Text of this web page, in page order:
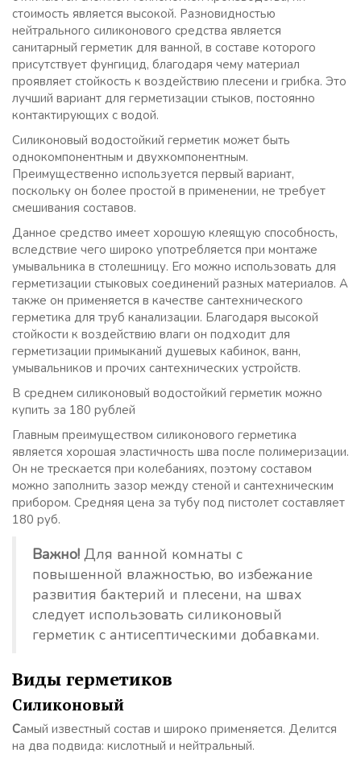
стоимость является высокой. Разновидностью
нейтрального силиконового средства является
санитарный герметик для ванной, в составе которого
присутствует фунгицид, благодаря чему материал
проявляет стойкость к воздействию плесени и грибка. Это
лучший вариант для герметизации стыков, постоянно
контактирующих с водой.
Силиконовый водостойкий герметик может быть
однокомпонентным и двухкомпонентным.
Преимущественно используется первый вариант,
поскольку он более простой в применении, не требует
смешивания составов.
Данное средство имеет хорошую клеящую способность,
вследствие чего широко употребляется при монтаже
умывальника в столешницу. Его можно использовать для
герметизации стыковых соединений разных материалов. А
также он применяется в качестве сантехнического
герметика для труб канализации. Благодаря высокой
стойкости к воздействию влаги он подходит для
герметизации примыканий душевых кабинок, ванн,
умывальников и прочих сантехнических устройств.
В среднем силиконовый водостойкий герметик можно
купить за 180 рублей
Главным преимуществом силиконового герметика
является хорошая эластичность шва после полимеризации.
Он не трескается при колебаниях, поэтому составом
можно заполнить зазор между стеной и сантехническим
прибором. Средняя цена за тубу под пистолет составляет
180 руб.
Важно! Для ванной комнаты с
повышенной влажностью, во избежание
развития бактерий и плесени, на швах
следует использовать силиконовый
герметик с антисептическими добавками.
Виды герметиков
Силиконовый
Самый известный состав и широко применяется. Делится
на два подвида: кислотный и нейтральный.